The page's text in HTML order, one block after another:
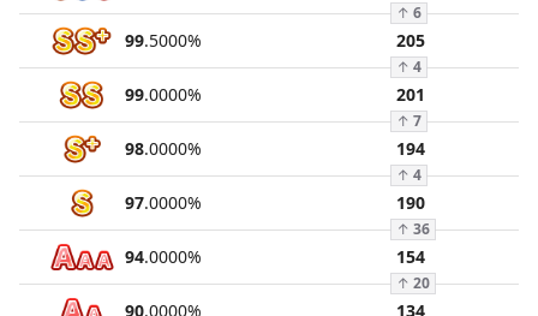
↑ 6
99.5000% 205
↑ 4
99.0000% 201
↑ 7
98.0000% 194
↑ 4
97.0000% 190
↑ 36
94.0000% 154
↑ 20
90.0000% 134